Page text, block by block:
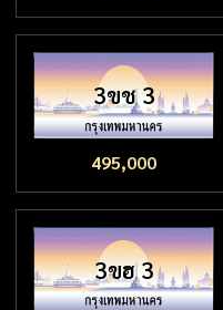
3ขช 3
495,000
3ขฮ 3